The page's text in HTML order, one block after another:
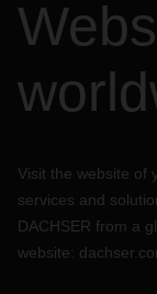
Visit the website of
services and
DACHSER from a
website: